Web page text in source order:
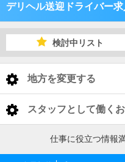
デリヘル送迎ドライバー
北海道
検討中リスト
地方を変更する
< 全国トップ
北海道 男性高収入
東北 男性高収入
スタッフとして働く
北海道仕事に役立つ情報